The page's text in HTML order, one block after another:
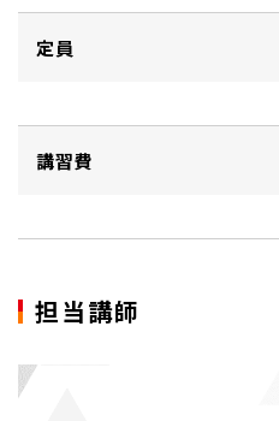
定員
講習費
担当講師